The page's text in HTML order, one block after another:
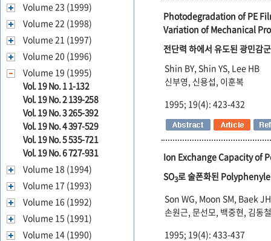
Volume 23 (1999)
Volume 22 (1998)
Volume 21 (1997)
Volume 20 (1996)
Volume 19 (1995)
Vol. 19 No. 1 1-132
Vol. 19 No. 2 139-258
Vol. 19 No. 3 265-392
Vol. 19 No. 4 397-529
Vol. 19 No. 5 535-721
Vol. 19 No. 6 727-931
Volume 18 (1994)
Volume 17 (1993)
Volume 16 (1992)
Volume 15 (1991)
Volume 14 (1990)
Photodegradation of PE
Variation of Mechanical
전단력 하에서 유도된 광민감
Shin BY, Shin YS, Lee HB
신부영, 신용섭, 이훈복
1995; 19(4): 423-432
Ion Exchange Capacity of
SO3로 술폰화된
Son WG, Moon SM, Baek
손원근, 문선모, 백중현, 김동
1995; 19(4): 433-437